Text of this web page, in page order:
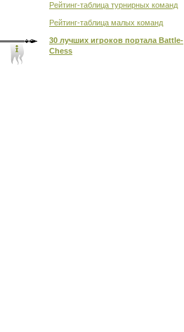
Рейтинг-таблица турнирных команд
Рейтинг-таблица малых команд
30 лучших игроков портала Battle-
Chess